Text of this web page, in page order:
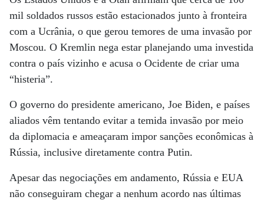
mil soldados russos estão estacionados junto à fronteira
com a Ucrânia, o que gerou temores de uma invasão por
Moscou. O Kremlin nega estar planejando uma investida
contra o país vizinho e acusa o Ocidente de criar uma
“histeria”.
O governo do presidente americano, Joe Biden, e países
aliados vêm tentando evitar a temida invasão por meio
da diplomacia e ameaçaram impor sanções econômicas à
Rússia, inclusive diretamente contra Putin.
Apesar das negociações em andamento, Rússia e EUA
não conseguiram chegar a nenhum acordo nas últimas